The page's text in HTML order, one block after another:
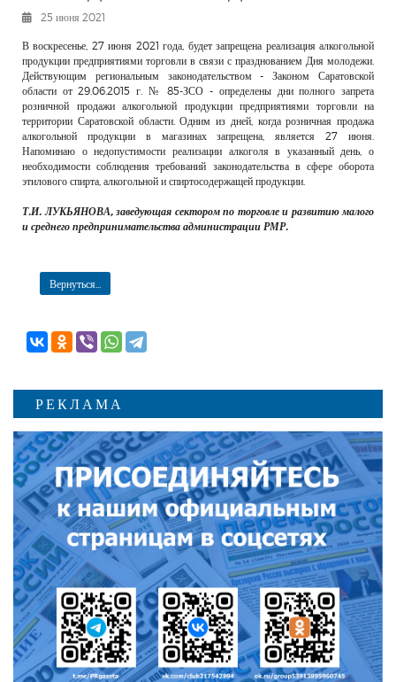
РЕКЛАМОДАТЕЛЯМ
ОБЪЯВЛЕНИЯ
КОНТАКТЫ
25 июня 2021
В воскресенье, 27 июня 2021 года, будет запрещена реализация алкогольной
продукции предприятиями торговли в связи с празднованием Дня молодежи.
Действующим региональным законодательством - Законом Саратовской
области от 29.06.2015 г. № 85-ЗСО - определены дни полного запрета
розничной продажи алкогольной продукции предприятиями торговли на
территории Саратовской области. Одним из дней, когда розничная продажа
алкогольной продукции в магазинах запрещена, является 27 июня.
Напоминаю о недопустимости реализации алкоголя в указанный день, о
необходимости соблюдения требований законодательства в сфере оборота
этилового спирта, алкогольной и спиртосодержащей продукции.
Т.И. ЛУКЬЯНОВА, заведующая сектором по торговле и развитию малого
и среднего предпринимательства администрации РМР.
Вернуться...
РЕКЛАМА